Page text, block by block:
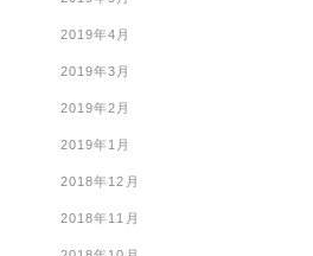
2019年4月
2019年3月
2019年2月
2019年1月
2018年12月
2018年11月